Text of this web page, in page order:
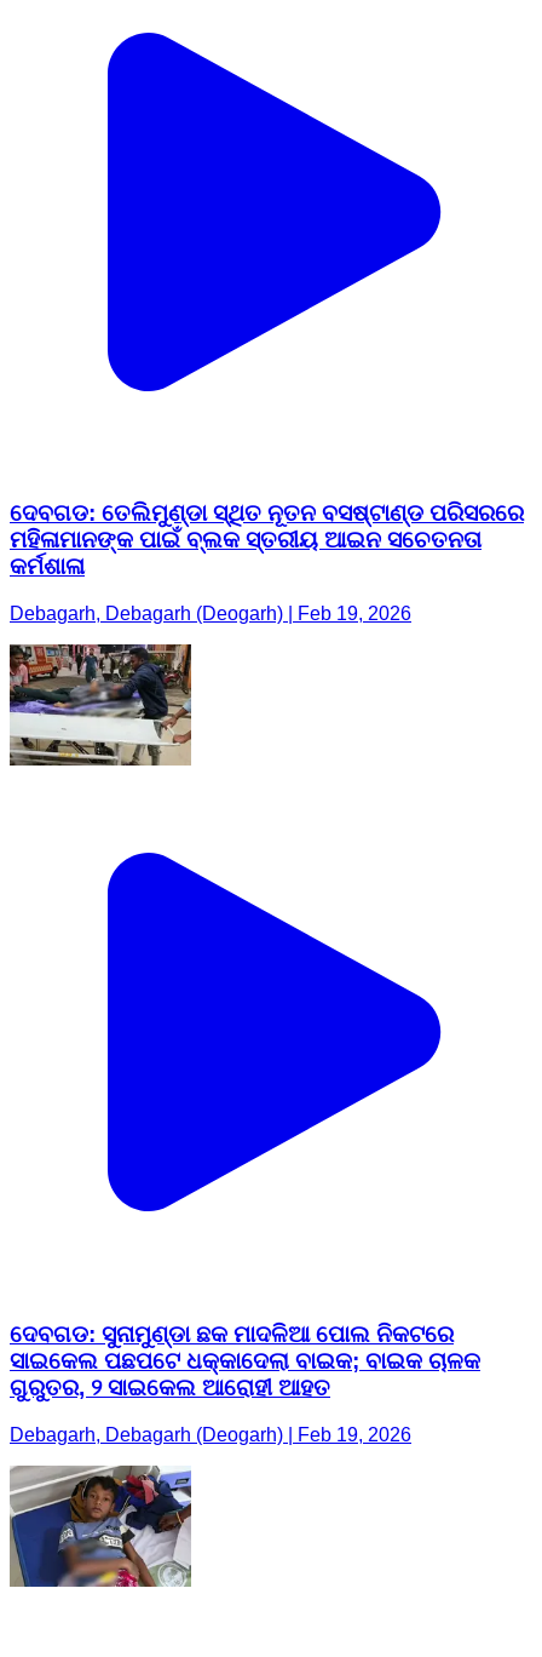
ଦେବଗଡ: ତେଲିମୁଣ୍ଡା ସ୍ଥିତ ନୂତନ ବସଷ୍ଟାଣ୍ଡ ପରିସରରେ
ମହିଳାମାନଙ୍କ ପାଇଁ ବ୍ଲକ ସ୍ତରୀୟ ଆଇନ ସଚେତନତା
କର୍ମଶାଳା
Debagarh, Debagarh (Deogarh) | Feb 19, 2026
ଦେବଗଡ: ସୁନାମୁଣ୍ଡା ଛକ ମାଦଳିଆ ପୋଲ ନିକଟରେ
ସାଇକେଲ ପଛପଟେ ଧକ୍କାଦେଲା ବାଇକ; ବାଇକ ଚାଳକ
ଗୁରୁତର, ୨ ସାଇକେଲ ଆରୋହୀ ଆହତ
Debagarh, Debagarh (Deogarh) | Feb 19, 2026